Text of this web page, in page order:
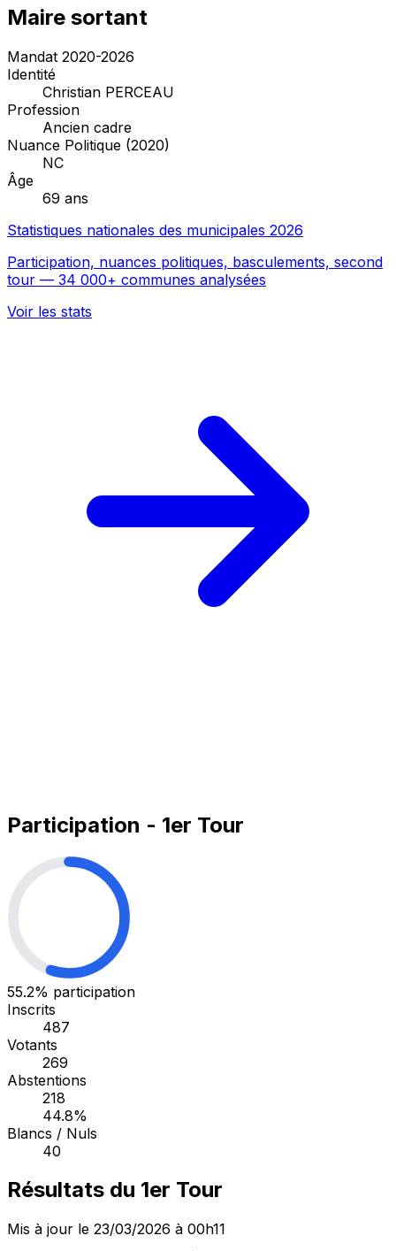
Maire sortant
Mandat 2020-2026
Identité
Christian PERCEAU
Profession
Ancien cadre
Nuance Politique (2020)
NC
Âge
69 ans
Statistiques nationales des municipales 2026
Participation, nuances politiques, basculements, second
tour — 34 000+ communes analysées
Voir les stats
Participation - 1er Tour
55.2% participation
Inscrits
487
Votants
269
Abstentions
218
44.8%
Blancs / Nuls
40
Résultats du 1er Tour
Mis à jour le 23/03/2026 à 00h11